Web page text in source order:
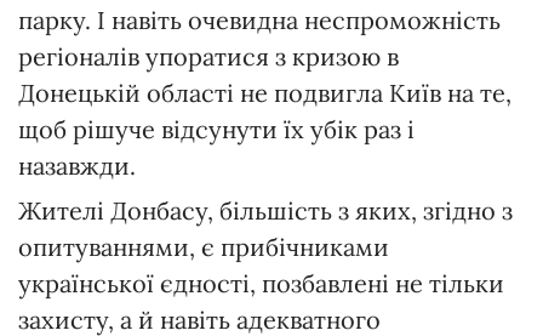
парку. І навіть очевидна неспроможність
регіоналів упоратися з кризою в
Донецькій області не подвигла Київ на те,
щоб рішуче відсунути їх убік раз і
назавжди.
Жителі Донбасу, більшість з яких, згідно з
опитуваннями, є прибічниками
української єдності, позбавлені не тільки
захисту, а й навіть адекватного